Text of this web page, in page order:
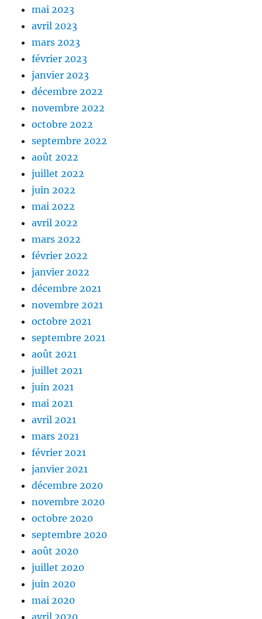
mai 2023
avril 2023
mars 2023
février 2023
janvier 2023
décembre 2022
novembre 2022
octobre 2022
septembre 2022
août 2022
juillet 2022
juin 2022
mai 2022
avril 2022
mars 2022
février 2022
janvier 2022
décembre 2021
novembre 2021
octobre 2021
septembre 2021
août 2021
juillet 2021
juin 2021
mai 2021
avril 2021
mars 2021
février 2021
janvier 2021
décembre 2020
novembre 2020
octobre 2020
septembre 2020
août 2020
juillet 2020
juin 2020
mai 2020